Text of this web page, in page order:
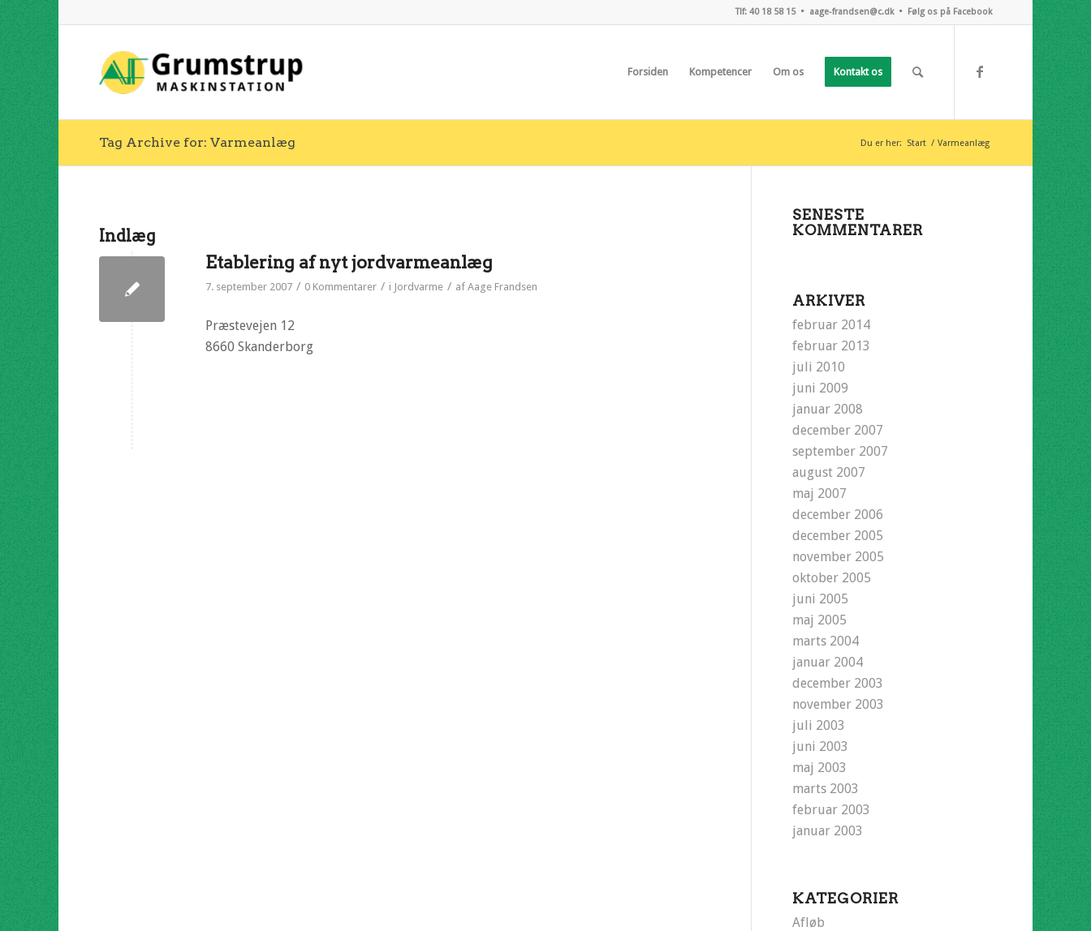
Tlf: 40 18 58 15 • aage-frandsen@c.dk• Følg os på Facebook
Forsiden Kompetencer Om os Kontakt os
Tag Archive for: Varmeanlæg Du er her: Start / Varmeanlæg
Indlæg
Etablering af nyt jordvarmeanlæg
7. september 2007 / 0 Kommentarer / i Jordvarme / af Aage Frandsen
Præstevejen 12
8660 Skanderborg
SENESTE
KOMMENTARER
ARKIVER
februar 2014
februar 2013
juli 2010
juni 2009
januar 2008
december 2007
september 2007
august 2007
maj 2007
december 2006
december 2005
november 2005
oktober 2005
juni 2005
maj 2005
marts 2004
januar 2004
december 2003
november 2003
juli 2003
juni 2003
maj 2003
marts 2003
februar 2003
januar 2003
KATEGORIER
Afløb